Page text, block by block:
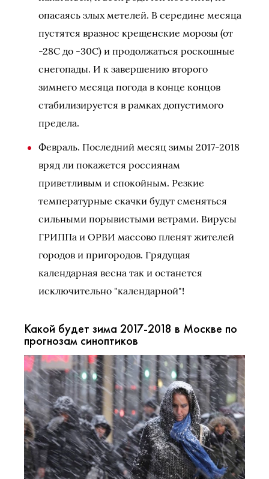
опасаясь злых метелей. В середине месяца
пустятся вразнос крещенские морозы (от
-28С до -30С) и продолжаться роскошные
снегопады. И к завершению второго
зимнего месяца погода в конце концов
стабилизируется в рамках допустимого
предела.
Февраль. Последний месяц зимы 2017-2018
вряд ли покажется россиянам
приветливым и спокойным. Резкие
температурные скачки будут сменяться
сильными порывистыми ветрами. Вирусы
ГРИППа и ОРВИ массово пленят жителей
городов и пригородов. Грядущая
календарная весна так и останется
исключительно "календарной"!
Какой будет зима 2017-2018 в Москве по
прогнозам синоптиков